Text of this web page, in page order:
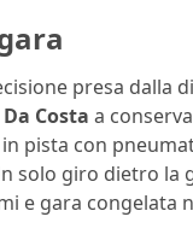
presa dalla
Da Costa a
pista con
solo giro dietro la
e gara congelata